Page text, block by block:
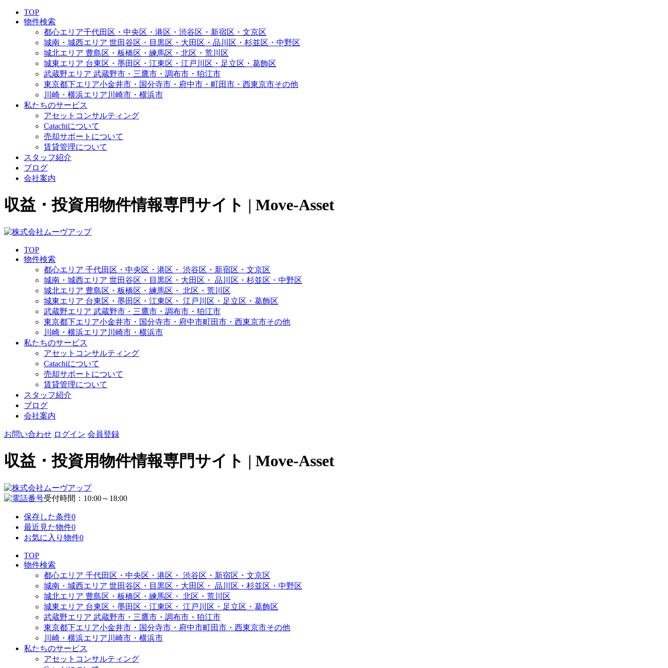
TOP
物件検索
都心エリア千代田区・中央区・港区・渋谷区・新宿区・文京区
城南・城西エリア 世田谷区・目黒区・大田区・品川区・杉並区・中野区
城北エリア 豊島区・板橋区・練馬区・北区・荒川区
城東エリア 台東区・墨田区・江東区・江戸川区・足立区・葛飾区
武蔵野エリア 武蔵野市・三鷹市・調布市・狛江市
東京都下エリア小金井市・国分寺市・府中市・町田市・西東京市その他
川崎・横浜エリア 川崎市・横浜市
私たちのサービス
アセットコンサルティング
Catachiについて
売却サポートについて
賃貸管理について
スタッフ紹介
ブログ
会社案内
収益・投資用物件情報専門サイト | Move-Asset
TOP
物件検索
都心エリア 千代田区・中央区・港区・ 渋谷区・新宿区・文京区
城南・城西エリア 世田谷区・目黒区・大田区・ 品川区・杉並区・中野区
城北エリア 豊島区・板橋区・練馬区・ 北区・荒川区
城東エリア 台東区・墨田区・江東区・ 江戸川区・足立区・葛飾区
武蔵野エリア 武蔵野市・三鷹市・調布市・ 狛江市
東京都下エリア小金井市・国分寺市・府中市町田市・西東京市その他
川崎・横浜エリア 川崎市・横浜市
私たちのサービス
アセットコンサルティング
Catachiについて
売却サポートについて
賃貸管理について
スタッフ紹介
ブログ
会社案内
お問い合わせ ログイン 会員登録
収益・投資用物件情報専門サイト | Move-Asset
受付時間：10:00～18:00
保存した条件0
最近見た物件0
お気に入り物件0
TOP
物件検索
都心エリア 千代田区・中央区・港区・ 渋谷区・新宿区・文京区
城南・城西エリア 世田谷区・目黒区・大田区・ 品川区・杉並区・中野区
城北エリア 豊島区・板橋区・練馬区・ 北区・荒川区
城東エリア 台東区・墨田区・江東区・ 江戸川区・足立区・葛飾区
武蔵野エリア 武蔵野市・三鷹市・調布市・ 狛江市
東京都下エリア小金井市・国分寺市・府中市町田市・西東京市その他
川崎・横浜エリア 川崎市・横浜市
私たちのサービス
アセットコンサルティング